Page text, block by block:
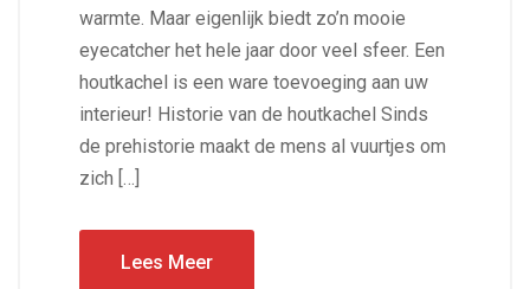
warmte. Maar eigenlijk biedt zo’n mooie
eyecatcher het hele jaar door veel sfeer. Een
houtkachel is een ware toevoeging aan uw
interieur! Historie van de houtkachel Sinds
de prehistorie maakt de mens al vuurtjes om
zich […]
Lees Meer